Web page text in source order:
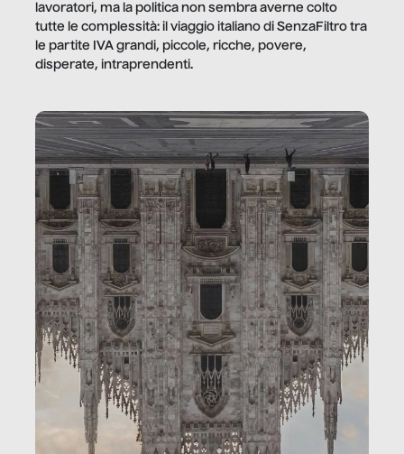
lavoratori, ma la politica non sembra averne colto
tutte le complessità: il viaggio italiano di SenzaFiltro tra
le partite IVA grandi, piccole, ricche, povere,
disperate, intraprendenti.